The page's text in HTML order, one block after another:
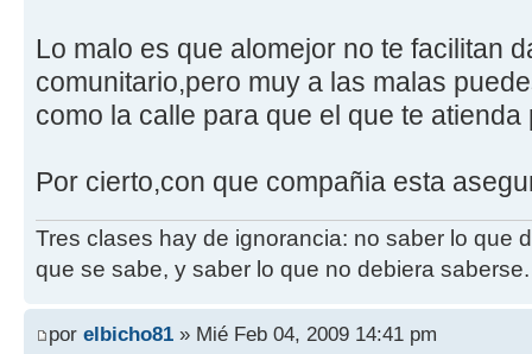
Lo malo es que alomejor no te facilitan
comunitario,pero muy a las malas
como la calle para que el que te
Por cierto,con que compañia esta
Tres clases hay de ignorancia: no saber lo que
que se sabe, y saber lo que no debiera saberse.
por elbicho81 » Mié Feb 04, 2009 14:41 pm